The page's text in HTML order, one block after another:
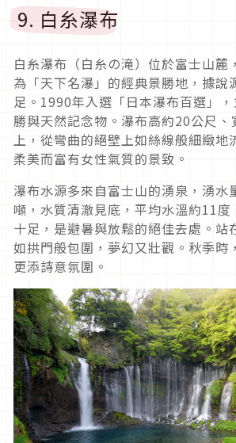
9. 白糸瀑布
白糸瀑布（白糸の滝）位於富士山麓
為「天下名瀑」的經典景勝地，據說
足。1990年入選「日本瀑布百選」
勝與天然記念物。瀑布高約20公尺
上，從彎曲的絕壁上如絲線般細緻地
柔美而富有女性氣質的景致。
瀑布水源多來自富士山的湧泉，湧水
噸，水質清澈見底，平均水溫約11度
十足，是避暑與放鬆的絕佳去處。站
如拱門般包圍，夢幻又壯觀。秋季時
更添詩意氛圍。